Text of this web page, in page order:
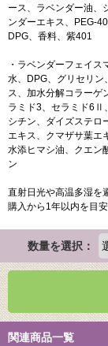
ース、ラベンダー油、
ンダーエキス、PEG-
DPG、香料、紫401
・ラベンダーフェイス
水、DPG、グリセリン
ス、加水分解コラーゲ
ラミド3、セラミド6Ⅱ
シチン、ダイズステロ
エキス、クマザサ葉エ
水添ヒマシ油、クエン
ン
直射日光や高温多湿を
購入から1年以内を目
数量を選択：
関連商品一覧